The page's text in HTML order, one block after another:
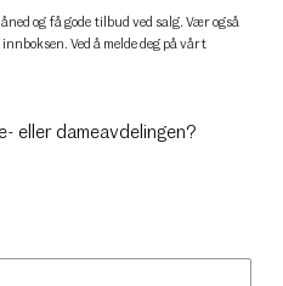
og få gode tilbud ved salg. Vær også
Ved å melde deg på vårt
eller dameavdelingen?